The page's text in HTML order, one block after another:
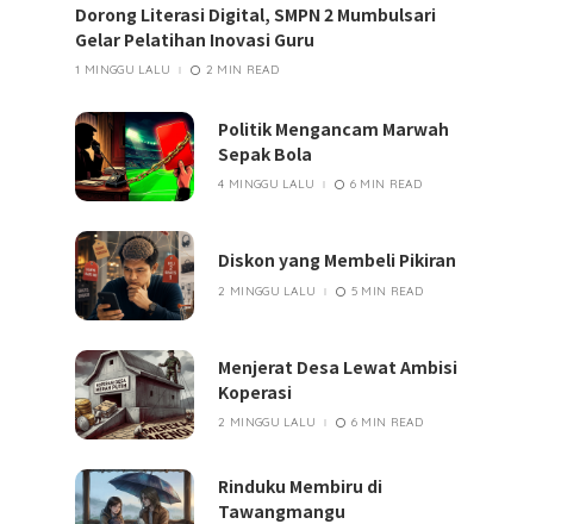
Dorong Literasi Digital, SMPN 2 Mumbulsari
Gelar Pelatihan Inovasi Guru
1 MINGGU LALU 2 MIN READ
Politik Mengancam Marwah
Sepak Bola
4 MINGGU LALU 6 MIN READ
Diskon yang Membeli Pikiran
2 MINGGU LALU 5 MIN READ
Menjerat Desa Lewat Ambisi
Koperasi
2 MINGGU LALU 6 MIN READ
Rinduku Membiru di
Tawangmangu